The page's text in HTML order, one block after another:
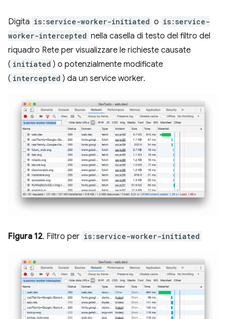
Digita is:service-worker-initiated o is:service-
worker-intercepted nella casella di testo del filtro del
riquadro Rete per visualizzare le richieste causate
( initiated ) o potenzialmente modificate
( intercepted ) da un service worker.
Figura 12. Filtro per is:service-worker-initiated